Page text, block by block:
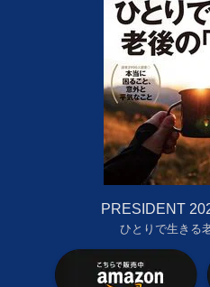
PRESIDENT
ひとりで生きる